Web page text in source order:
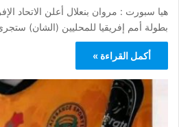
هيا سبورت : مروان بنعلال أعلن الاتحاد
بطولة أمم إفريقيا للمحليين (الشان)
أكمل القراءة »